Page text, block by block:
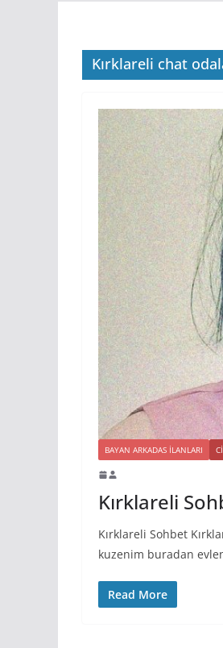
Kırklareli chat
BAYAN ARKADAS ILANLARI
Kırklareli
Kırklareli Sohbet
kuzenim buradan
Read More